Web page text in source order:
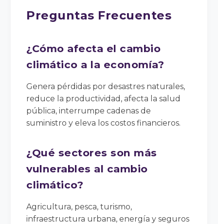
Preguntas Frecuentes
¿Cómo afecta el cambio
climático a la economía?
Genera pérdidas por desastres naturales,
reduce la productividad, afecta la salud
pública, interrumpe cadenas de
suministro y eleva los costos financieros.
¿Qué sectores son más
vulnerables al cambio
climático?
Agricultura, pesca, turismo,
infraestructura urbana, energía y seguros